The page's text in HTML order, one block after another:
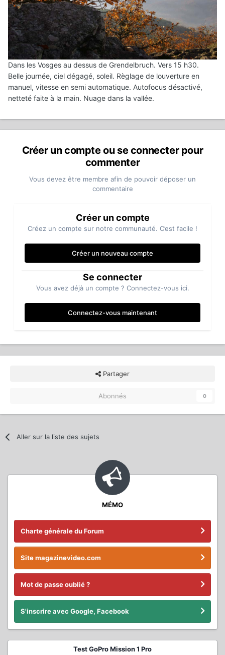
Dans les Vosges au dessus de Grendelbruch. Vers 15 h30.
Belle journée, ciel dégagé, soleil. Règlage de louverture en
manuel, vitesse en semi automatique. Autofocus désactivé,
netteté faite à la main. Nuage dans la vallée.
Créer un compte ou se connecter pour
commenter
Vous devez être membre afin de pouvoir déposer un
commentaire
Créer un compte
Créez un compte sur notre communauté. C’est facile !
Créer un nouveau compte
Se connecter
Vous avez déjà un compte ? Connectez-vous ici.
Connectez-vous maintenant
Partager
Abonnés 0
Aller sur la liste des sujets
MÉMO
Charte générale du Forum
Site magazinevideo.com
Mot de passe oublié ?
S'inscrire avec Google, Facebook
Test GoPro Mission 1 Pro